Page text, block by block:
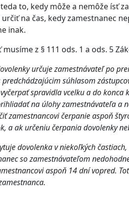
to, kedy môže a nemôže ísť
určiť na čas, kedy zamestnanec
inak.
musíme z § 111 ods. 1 a ods. 5
určuje zamestnávateľ po
predchádzajúcim súhlasom
spravidla vcelku a do
na úlohy zamestnávateľa a
zamestnancovi čerpanie aspoň
a ak určeniu čerpania dovolenky
dovolenka v niekoľkých
so zamestnávateľom
aspoň 14 dní vopred.